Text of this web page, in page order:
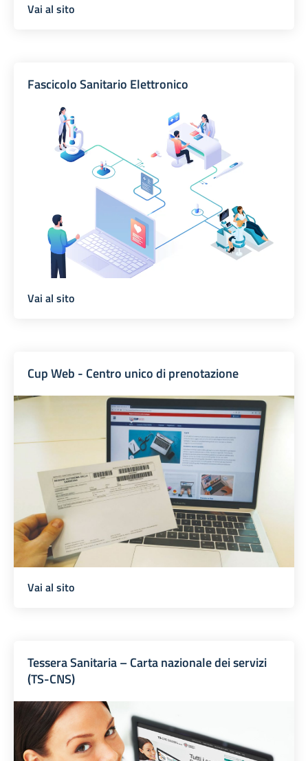
Vai al sito
Fascicolo Sanitario Elettronico
Vai al sito
Cup Web - Centro unico di prenotazione
Vai al sito
Tessera Sanitaria – Carta nazionale dei servizi
(TS-CNS)